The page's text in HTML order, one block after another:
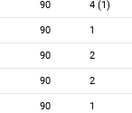
90 4 (1)
90 1
90 2
90 2
90 1